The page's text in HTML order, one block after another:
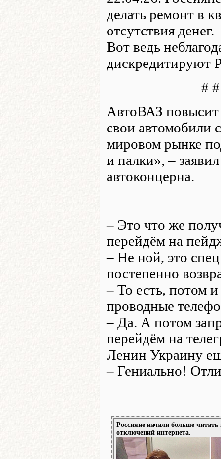
делать ремонт в
отсутствия денег.
Вот ведь
дискредитируют
#
АвтоВАЗ повысит
свои автомобили
мировом рынке
и палки», –
автоконцерна.
– Это что же
перейдём на
– Не ной, это
постепенно
– То есть, потом
проводные
– Да. А потом
перейдём на
Ленин Украину
– Гениально!
Россияне начали больше
отключений интернета.